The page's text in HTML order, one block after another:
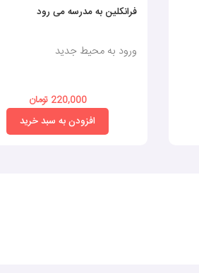
فرانکلین به مدرسه می رود
ورود به محیط جدید
220,000 تومان
افزودن به سبد خرید